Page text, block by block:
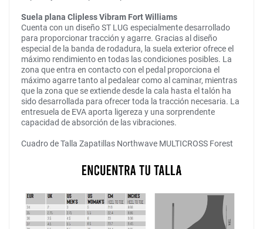
Suela plana Clipless Vibram Fort Williams
Cuenta con un diseño ST LUG especialmente desarrollado
para proporcionar tracción y agarre. Gracias al diseño
especial de la banda de rodadura, la suela exterior ofrece el
máximo rendimiento en todas las condiciones posibles. La
zona que entra en contacto con el pedal proporciona el
máximo agarre tanto al pedalear como al caminar, mientras
que la zona que se extiende desde la cala hasta el talón ha
sido desarrollada para ofrecer toda la tracción necesaria. La
entresuela de EVA aporta ligereza y una sorprendente
capacidad de absorción de las vibraciones.
Cuadro de Talla Zapatillas Northwave MULTICROSS Forest